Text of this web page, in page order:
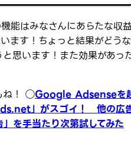
能はみなさんにあらたな収
ます！ちょっと結果がどうな
思います！また効果があっ
ね！ ◯Google Adsenseを
」がスゴイ！ 他の広
を手当たり次第試してみた